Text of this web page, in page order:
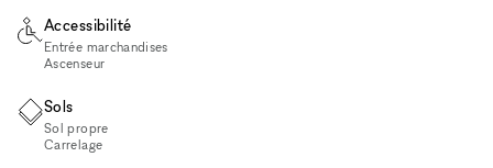
Accessibilité
Entrée marchandises
Ascenseur
Sols
Sol propre
Carrelage